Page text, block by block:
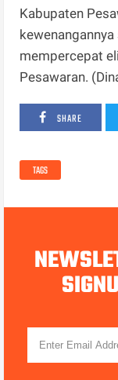
Kabupaten
mempercepat
Pesawaran.
SHARE
TAGS